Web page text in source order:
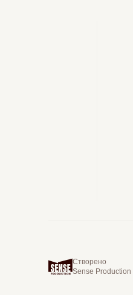
Створено
Sense Production